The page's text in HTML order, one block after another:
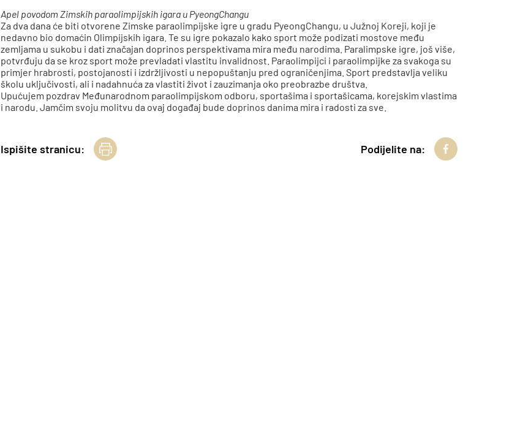
Apel povodom Zimskih paraolimpijskih igara u PyeongChangu
Za dva dana će biti otvorene Zimske paraolimpijske igre u gradu PyeongChangu, u Južnoj Koreji, koji je
nedavno bio domaćin Olimpijskih igara. Te su igre pokazalo kako sport može podizati mostove među
zemljama u sukobu i dati značajan doprinos perspektivama mira među narodima. Paralimpske igre, još više,
potvrđuju da se kroz sport može prevladati vlastitu invalidnost. Paraolimpijci i paraolimpijke za svakoga su
primjer hrabrosti, postojanosti i izdržljivosti u nepopuštanju pred ograničenjima. Sport predstavlja veliku
školu uključivosti, ali i nadahnuća za vlastiti život i zauzimanja oko preobrazbe društva.
Upućujem pozdrav Međunarodnom paraolimpijskom odboru, sportašima i sportašicama, korejskim vlastima
i narodu. Jamčim svoju molitvu da ovaj događaj bude doprinos danima mira i radosti za sve.
Ispišite stranicu: Podijelite na: